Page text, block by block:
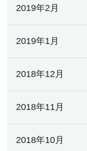
2019年2月
2019年1月
2018年12月
2018年11月
2018年10月